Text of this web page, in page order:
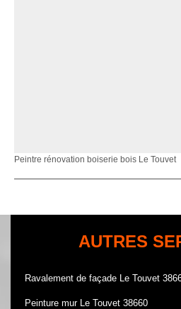
Peintre rénovation boiserie bois Le Touvet
AUTRES
Ravalement de façade Le Touvet
Peinture mur Le Touvet 38660